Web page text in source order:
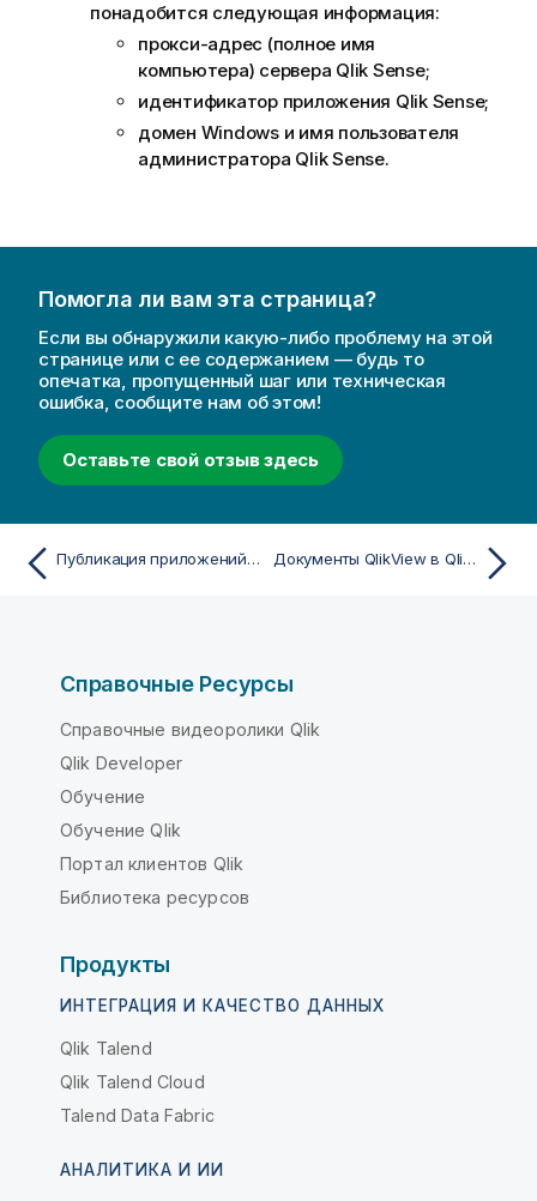
понадобится следующая информация:
прокси-адрес (полное имя
компьютера) сервера Qlik Sense;
идентификатор приложения Qlik Sense;
домен Windows и имя пользователя
администратора Qlik Sense.
Помогла ли вам эта страница?
Если вы обнаружили какую-либо проблему на этой
странице или с ее содержанием — будь то
опечатка, пропущенный шаг или техническая
ошибка, сообщите нам об этом!
Оставьте свой отзыв здесь
Публикация приложений на разных платформах Qlik Sense Документы QlikView в Qlik Sense
Справочные Ресурсы
Справочные видеоролики Qlik
Qlik Developer
Обучение
Обучение Qlik
Портал клиентов Qlik
Библиотека ресурсов
Продукты
ИНТЕГРАЦИЯ И КАЧЕСТВО ДАННЫХ
Qlik Talend
Qlik Talend Cloud
Talend Data Fabric
АНАЛИТИКА И ИИ